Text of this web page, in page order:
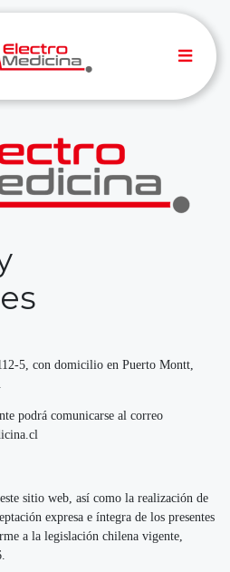
5, con domicilio en Puerto Montt,
podrá comunicarse al correo
sitio web, así como la realización de
expresa e íntegra de los presentes
a la legislación chilena vigente,